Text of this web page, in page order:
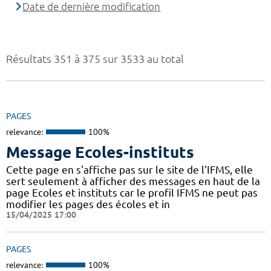
Résultats 351 à 375 sur 3533 au total
PAGES
relevance: 100%
Message Ecoles-instituts
Cette page en s'affiche pas sur le site de l'IFMS, elle
sert seulement à afficher des messages en haut de la
page Ecoles et instituts car le profil IFMS ne peut pas
modifier les pages des écoles et in
15/04/2025 17:00
PAGES
relevance: 100%
Date de dernière modification